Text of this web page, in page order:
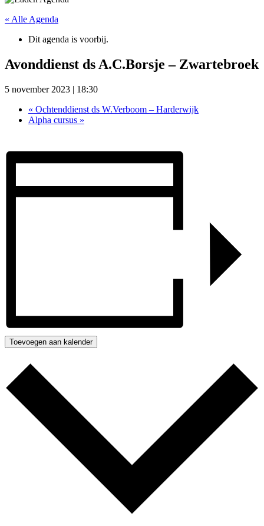
« Alle Agenda
Dit agenda is voorbij.
Avonddienst ds A.C.Borsje – Zwartebroek
5 november 2023 | 18:30
« Ochtenddienst ds W.Verboom – Harderwijk
Alpha cursus »
Toevoegen aan kalender